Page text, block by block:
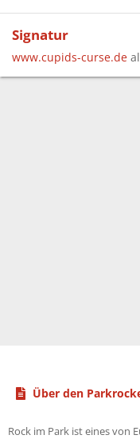
Signatur
www.cupids-curse.de
Über den
Rock im Park ist eines von